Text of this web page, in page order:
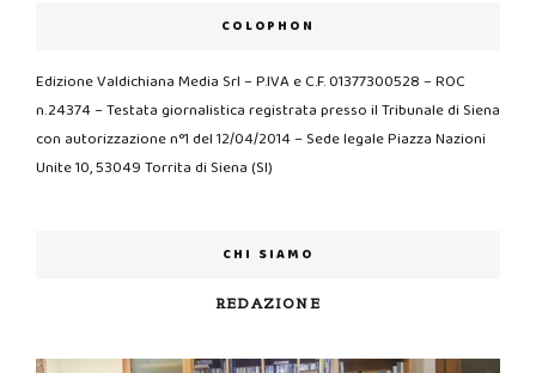
COLOPHON
Edizione Valdichiana Media Srl – P.IVA e C.F. 01377300528 – ROC
n.24374 – Testata giornalistica registrata presso il Tribunale di Siena
con autorizzazione n°1 del 12/04/2014 – Sede legale Piazza Nazioni
Unite 10, 53049 Torrita di Siena (SI)
CHI SIAMO
REDAZIONE